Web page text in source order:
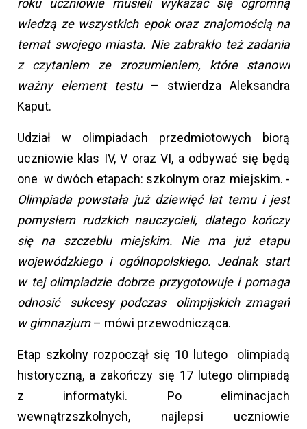
roku uczniowie musieli wykazać się ogromną
wiedzą ze wszystkich epok oraz znajomością na
temat swojego miasta. Nie zabrakło też zadania
z czytaniem ze zrozumieniem, które stanowi
ważny element testu– stwierdza Aleksandra
Kaput.
Udział w olimpiadach przedmiotowych biorą
uczniowie klas IV, V oraz VI, a odbywać się będą
one w dwóch etapach: szkolnym oraz miejskim. -
Olimpiada powstała już dziewięć lat temu i jest
pomysłem rudzkich nauczycieli, dlatego kończy
się na szczeblu miejskim. Nie ma już etapu
wojewódzkiego i ogólnopolskiego. Jednak start
w tej olimpiadzie dobrze przygotowuje i pomaga
odnosić sukcesy podczas olimpijskich zmagań
w gimnazjum– mówi przewodnicząca.
Etap szkolny rozpoczął się 10 lutego olimpiadą
historyczną, a zakończy się 17 lutego olimpiadą
z informatyki. Po eliminacjach
wewnątrzszkolnych, najlepsi uczniowie